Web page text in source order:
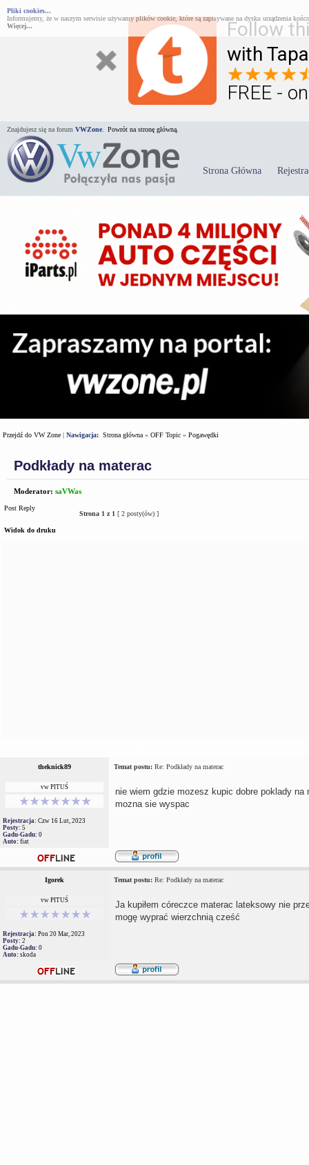
Follow
with
FREE -
Pliki cookies...
Informujemy, że w naszym serwisie używamy plików cookie, które są zapisywane na dysku urządzenia
Więcej...
Znajdujesz się na forum VWZone Powrót na stronę główną.
Strona Główna
Przejdź do VW Zone | Nawigacja: Strona główna » OFF Topic » Pogawędki
Podkłady na materac
Moderator: saVWas
Post Reply
Strona 1 z 1 [ 2 posty(ów) ]
Widok do druku
theknick89 Temat postu: Re: Podkłady na materac
vw PITUŚ
Rejestracja: Czw 16 Lut, 2023
Posty: 5
Gadu-Gadu: 0
Auto: fiat
nie wiem gdzie mozesz kupic dobre poklady
mozna sie wyspac
Igorek Temat postu: Re: Podkłady na materac
vw PITUŚ
Rejestracja: Pon 20 Mar, 2023
Posty: 2
Gadu-Gadu: 0
Auto: skoda
Ja kupiłem córeczce materac lateksowy nie
mogę wyprać wierzchnią cześć